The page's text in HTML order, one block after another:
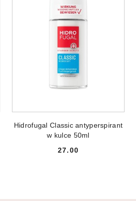
Hidrofugal Classic antyperspirant
w kulce 50ml
Cena:
27.00